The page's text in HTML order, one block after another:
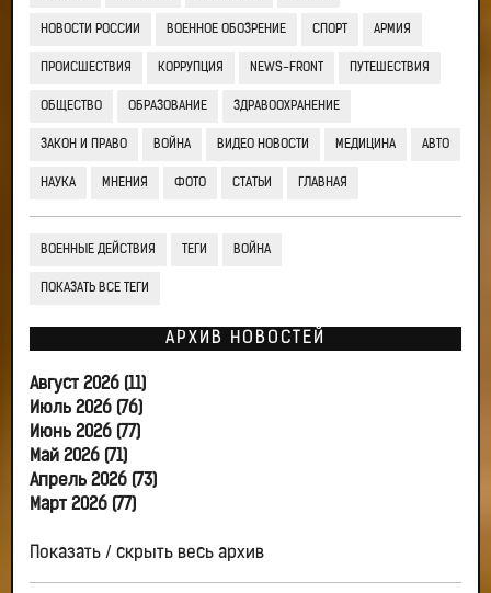
НОВОСТИ РОССИИ ВОЕННОЕ ОБОЗРЕНИЕ СПОРТ АРМИЯ
ПРОИСШЕСТВИЯ КОРРУПЦИЯ NEWS-FRONT ПУТЕШЕСТВИЯ
ОБЩЕСТВО ОБРАЗОВАНИЕ ЗДРАВООХРАНЕНИЕ
ЗАКОН И ПРАВО ВОЙНА ВИДЕО НОВОСТИ МЕДИЦИНА АВТО
НАУКА МНЕНИЯ ФОТО СТАТЬИ ГЛАВНАЯ
ВОЕННЫЕ ДЕЙСТВИЯ ТЕГИ ВОЙНА
ПОКАЗАТЬ ВСЕ ТЕГИ
АРХИВ НОВОСТЕЙ
Август 2026 (11)
Июль 2026 (76)
Июнь 2026 (77)
Май 2026 (71)
Апрель 2026 (73)
Март 2026 (77)
Показать / скрыть весь архив